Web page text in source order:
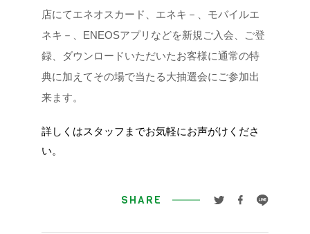
店にてエネオスカード、エネキ－、モバイルエ
ネキ－、ENEOSアプリなどを新規ご入会、ご登
録、ダウンロードいただいたお客様に通常の特
典に加えてその場で当たる大抽選会にご参加出
来ます。
詳しくはスタッフまでお気軽にお声がけくださ
い。
SHARE